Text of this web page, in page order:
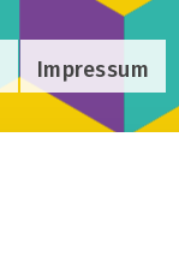
Impressum